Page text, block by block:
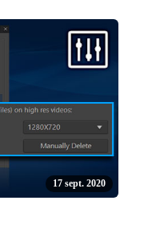
17 sept. 2020